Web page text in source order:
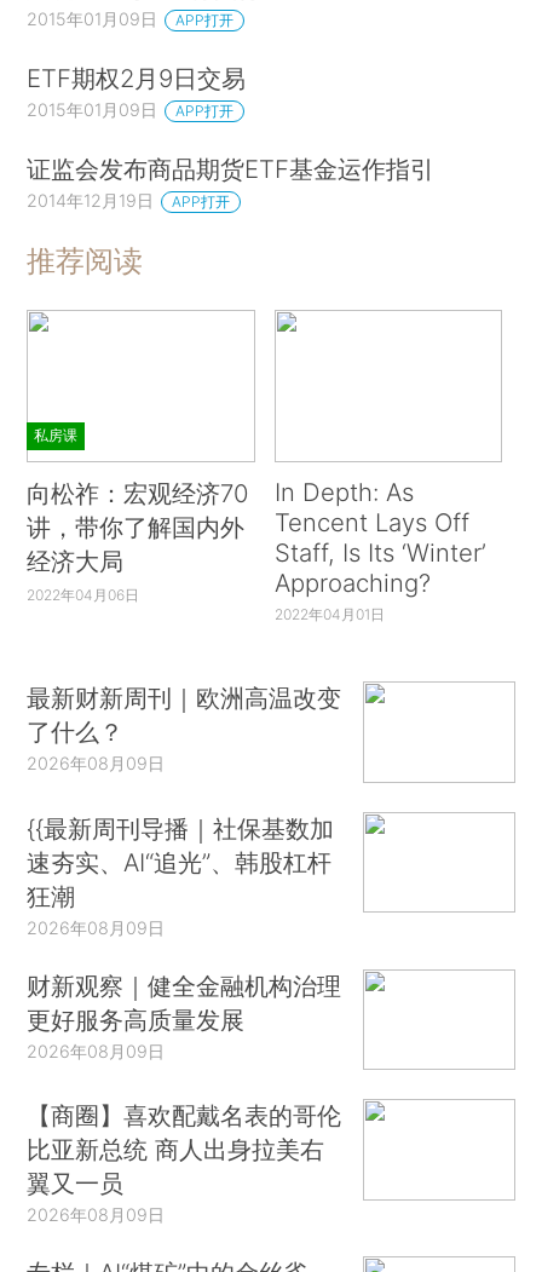
2015年01月09日 APP打开
ETF期权2月9日交易
2015年01月09日 APP打开
证监会发布商品期货ETF基金运作指引
2014年12月19日 APP打开
推荐阅读
私房课
向松祚：宏观经济70
讲，带你了解国内外
经济大局
2022年04月06日
In Depth: As
Tencent Lays Off
Staff, Is Its ‘Winter’
Approaching?
2022年04月01日
最新财新周刊｜欧洲高温改变
了什么？
2026年08月09日
{{最新周刊导播｜社保基数加
速夯实、AI“追光”、韩股杠杆
狂潮
2026年08月09日
财新观察｜健全金融机构治理
更好服务高质量发展
2026年08月09日
【商圈】喜欢配戴名表的哥伦
比亚新总统 商人出身拉美右
翼又一员
2026年08月09日